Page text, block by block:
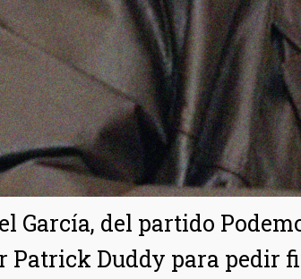
García, del partido
Patrick Duddy para pedir